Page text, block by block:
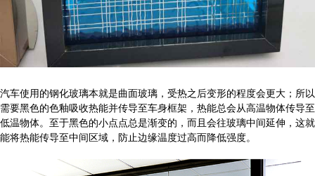
汽车使用的钢化玻璃本就是曲面玻璃，受热之后变形的程度会更大；所以
需要黑色的色釉吸收热能并传导至车身框架，热能总会从高温物体传导至
低温物体。至于黑色的小点点总是渐变的，而且会往玻璃中间延伸，这就
能将热能传导至中间区域，防止边缘温度过高而降低强度。